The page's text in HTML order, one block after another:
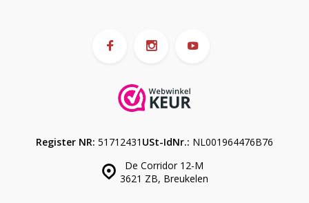
De Corridor 12-M
3621 ZB, Breukelen
Register NR: 51712431 USt-IdNr.: NL001964476B76